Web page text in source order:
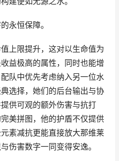
永恒保障。
上限提升，这对以生命值为
益极高的属性，同时也能增
队中优先考虑纳入另一位水
选择，她们的后台输出与协
供可观的额外伤害与抗打
美拼图，他的护盾不仅提供
素减抗更能直接放大那维莱
伤害数字一同变得安逸。